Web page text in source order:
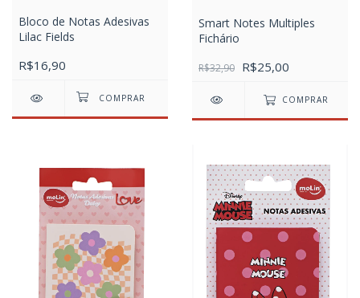
Bloco de Notas Adesivas
Lilac Fields
R$16,90
Smart Notes Multiples
Fichário
R$32,90 R$25,00
COMPRAR